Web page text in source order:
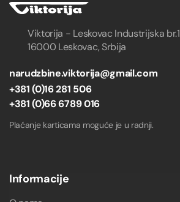
Viktorija - Leskovac Industrijska br.1
16000 Leskovac, Srbija
narudzbine.viktorija@gmail.com
+381 (0)16 281 506
+381 (0)66 6789 016
Plaćanje karticama moguće je u radnji.
Informacije